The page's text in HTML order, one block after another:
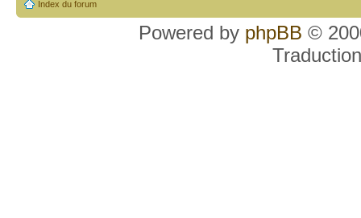
Index du forum
Powered by phpBB ©